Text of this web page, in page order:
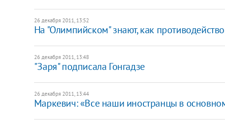
26 декабря 2011, 13:52
На "Олимпийском" знают, как
26 декабря 2011, 13:48
"Заря" подписала Гонгадзе
26 декабря 2011, 13:44
Маркевич: «Все наши иностранцы в